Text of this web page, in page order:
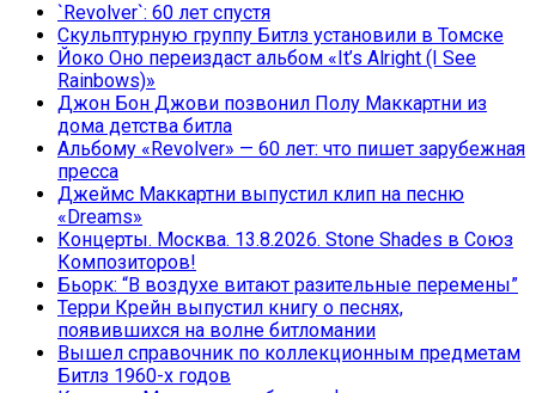
`Revolver`: 60 лет спустя
Скульптурную группу Битлз установили в Томске
Йоко Оно переиздаст альбом «It’s Alright (I See
Rainbows)»
Джон Бон Джови позвонил Полу Маккартни из
дома детства битла
Альбому «Revolver» — 60 лет: что пишет зарубежная
пресса
Джеймс Маккартни выпустил клип на песню
«Dreams»
Концерты. Москва. 13.8.2026. Stone Shades в Союз
Композиторов!
Бьорк: “В воздухе витают разительные перемены”
Терри Крейн выпустил книгу о песнях,
появившихся на волне битломании
Вышел справочник по коллекционным предметам
Битлз 1960-х годов